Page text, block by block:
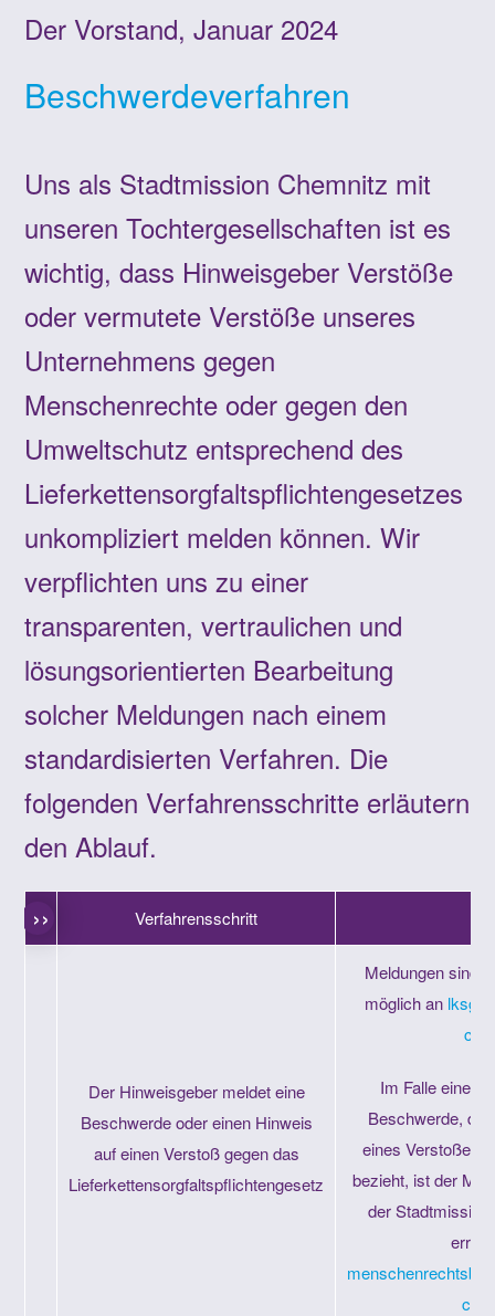
Der Vorstand, Januar 2024
Beschwerdeverfahren
Uns als Stadtmission Chemnitz mit
unseren Tochtergesellschaften ist es
wichtig, dass Hinweisgeber Verstöße
oder vermutete Verstöße unseres
Unternehmens gegen
Menschenrechte oder gegen den
Umweltschutz entsprechend des
Lieferkettensorgfaltspflichtengesetzes
unkompliziert melden können. Wir
verpflichten uns zu einer
transparenten, vertraulichen und
lösungsorientierten Bearbeitung
solcher Meldungen nach einem
standardisierten Verfahren. Die
folgenden Verfahrensschritte erläutern
den Ablauf.
Verfahrensschritt
Der Hinweisgeber meldet eine
Beschwerde oder einen Hinweis
auf einen Verstoß gegen das
Lieferkettensorgfaltspflichtengesetz
Meldungen sind
möglich an lksg-
Im Falle eines
Beschwerde, die
eines Verstoßes
bezieht, ist der
der